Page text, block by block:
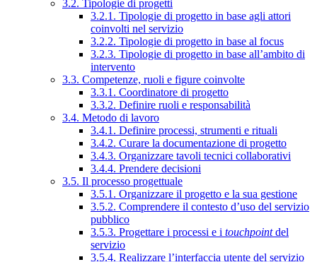
3.2. Tipologie di progetti
3.2.1. Tipologie di progetto in base agli attori
coinvolti nel servizio
3.2.2. Tipologie di progetto in base al focus
3.2.3. Tipologie di progetto in base all’ambito di
intervento
3.3. Competenze, ruoli e figure coinvolte
3.3.1. Coordinatore di progetto
3.3.2. Definire ruoli e responsabilità
3.4. Metodo di lavoro
3.4.1. Definire processi, strumenti e rituali
3.4.2. Curare la documentazione di progetto
3.4.3. Organizzare tavoli tecnici collaborativi
3.4.4. Prendere decisioni
3.5. Il processo progettuale
3.5.1. Organizzare il progetto e la sua gestione
3.5.2. Comprendere il contesto d’uso del servizio
pubblico
3.5.3. Progettare i processi e i touchpointdel
servizio
3.5.4. Realizzare l’interfaccia utente del servizio